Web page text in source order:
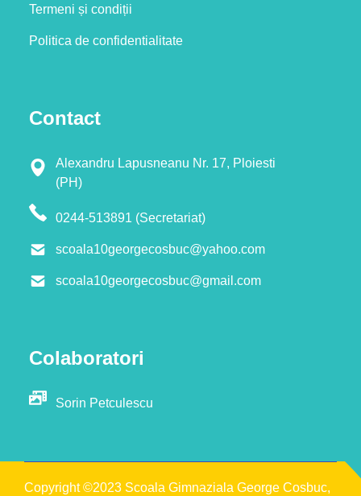
Termeni și condiții
Politica de confidentialitate
Contact
Alexandru Lapusneanu Nr. 17, Ploiesti
(PH)
0244-513891 (Secretariat)
scoala10georgecosbuc@yahoo.com
scoala10georgecosbuc@gmail.com
Colaboratori
Sorin Petculescu
Copyright ©2023 Scoala Gimnaziala George Cosbuc,